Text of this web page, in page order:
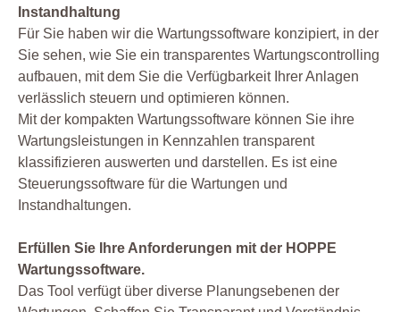
Instandhaltung
Für Sie haben wir die Wartungssoftware konzipiert, in der
Sie sehen, wie Sie ein transparentes Wartungscontrolling
aufbauen, mit dem Sie die Verfügbarkeit Ihrer Anlagen
verlässlich steuern und optimieren können.
Mit der kompakten Wartungssoftware können Sie ihre
Wartungsleistungen in Kennzahlen transparent
klassifizieren auswerten und darstellen. Es ist eine
Steuerungssoftware für die Wartungen und
Instandhaltungen.
Erfüllen Sie Ihre Anforderungen mit der HOPPE
Wartungssoftware.
Das Tool verfügt über diverse Planungsebenen der